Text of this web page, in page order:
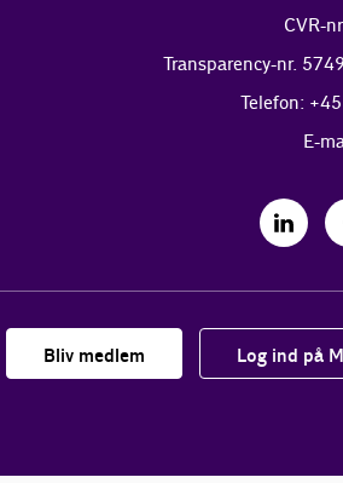
CVR-
Transparency-nr.
Telefon:
E-
Bliv medlem Log ind på